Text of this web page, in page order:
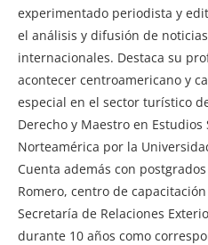
experimentado periodista y
el análisis y difusión de
internacionales. Destaca su
acontecer centroamericano y
especial en el sector turístico
Derecho y Maestro en
Norteamérica por la
Cuenta además con
Romero, centro de
Secretaría de Relaciones
durante 10 años como